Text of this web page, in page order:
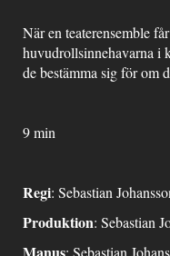
När en teaterensemble
huvudrollsinnehavarna i
de bestämma sig för om
9 min
Regi: Sebastian
Produktion: Sebastian